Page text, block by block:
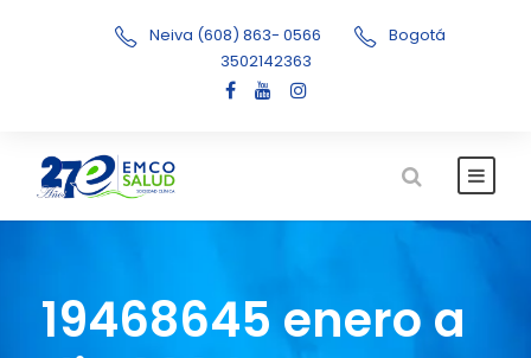
Neiva (608) 863- 0566
Bogotá
3502142363
19468645 enero a